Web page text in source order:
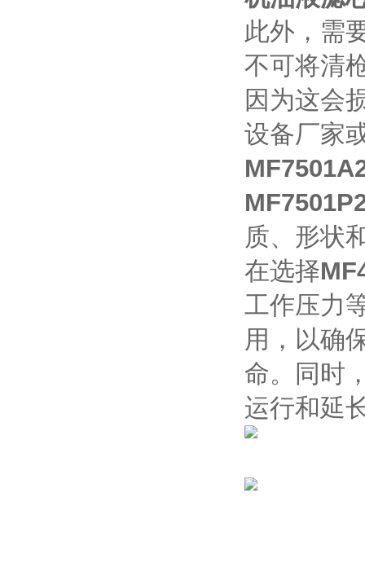
此外，需
不可将清
因为这会
设备厂家
质、形状
在选择
工作压力
用，以确
命。同时
运行和延